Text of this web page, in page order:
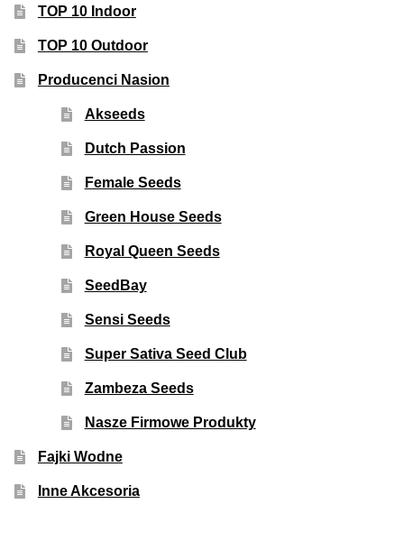
Formy i Koszt Wysyłki
Odbiór Osobisty
TOP 10 Indoor
TOP 10 Outdoor
Producenci Nasion
Akseeds
Dutch Passion
Female Seeds
Green House Seeds
Royal Queen Seeds
SeedBay
Sensi Seeds
Super Sativa Seed Club
Zambeza Seeds
Nasze Firmowe Produkty
Fajki Wodne
Inne Akcesoria